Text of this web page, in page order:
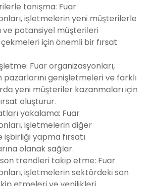
tanışma: Fuar
işletmelerin yeni müşterilerle
ve potansiyel müşterileri
için önemli bir fırsat
Fuar organizasyonları,
genişletmeleri ve farklı
yeni müşteriler kazanmaları için
oluşturur.
yakalama: Fuar
işletmelerin diğer
yapma fırsatı
olanak sağlar.
trendleri takip etme: Fuar
işletmelerin sektördeki son